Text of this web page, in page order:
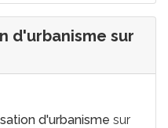
d'urbanisme sur
d'urbanisme sur